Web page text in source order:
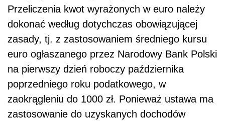
Przeliczenia kwot wyrażonych w euro należy
dokonać według dotychczas obowiązującej
zasady, tj. z zastosowaniem średniego kursu
euro ogłaszanego przez Narodowy Bank Polski
na pierwszy dzień roboczy października
poprzedniego roku podatkowego, w
zaokrągleniu do 1000 zł. Ponieważ ustawa ma
zastosowanie do uzyskanych dochodów